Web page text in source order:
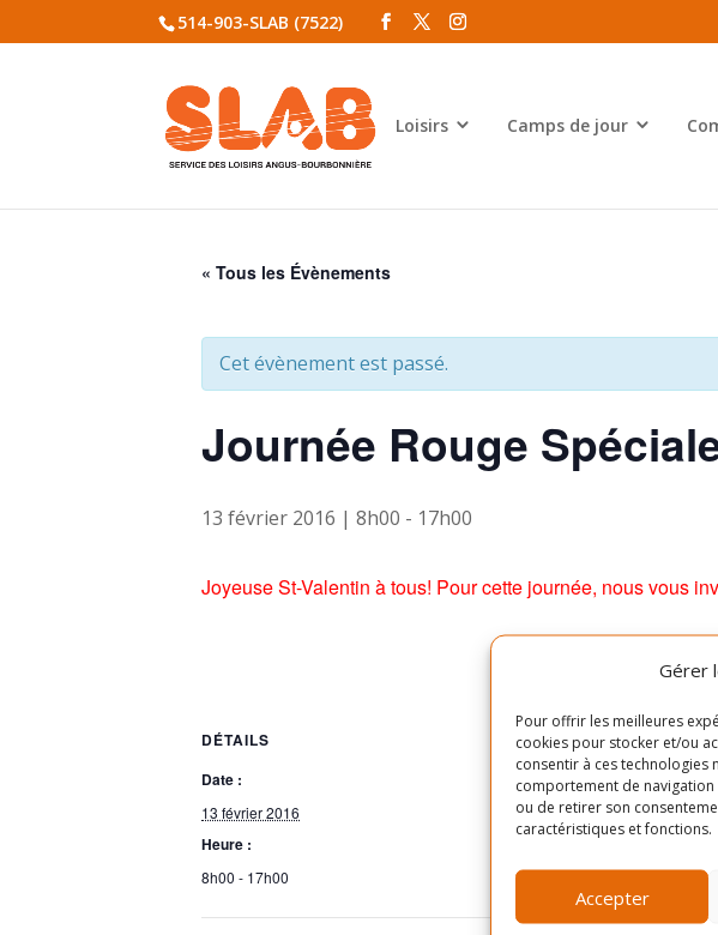
Gérer
Pour offrir les meilleures
cookies pour stocker et/ou
consentir à ces
comportement de navigation
ou de retirer son
caractéristiques et fonctions.
Accepter
514-903-SLAB (7522)
Loisirs Camps de jour
« Tous les Évènements
Cet évènement est passé.
Journée Rouge
13 février 2016 | 8h00 - 17h00
Joyeuse St-Valentin à tous! Pour cette journée, nous vous
DÉTAILS
Date :
13 février 2016
Heure :
8h00 - 17h00